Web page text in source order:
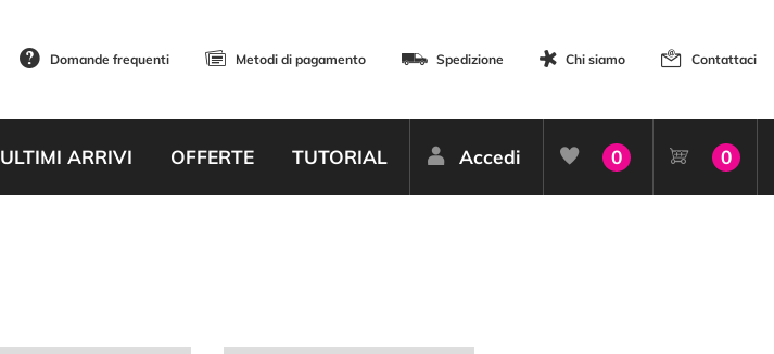
Domande frequenti Metodi di pagamento Spedizione Chi siamo Contattaci
ULTIMI ARRIVI OFFERTE TUTORIAL Accedi 0 0